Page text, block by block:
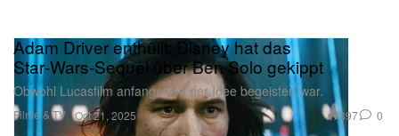
Filme & TV
Adam Driver enthüllt: Disney hat das
Star‑Wars‑Sequel über Ben Solo gekippt
Obwohl Lucasfilm anfangs von der Idee begeistert war.
Oct 21, 2025 897 0